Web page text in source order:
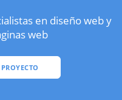
en diseño web y
web